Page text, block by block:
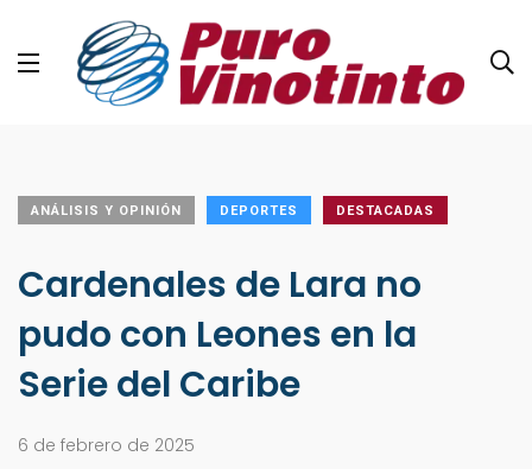
ANÁLISIS Y OPINIÓN DEPORTES DESTACADAS
Cardenales de Lara no
pudo con Leones en la
Serie del Caribe
6 de febrero de 2025